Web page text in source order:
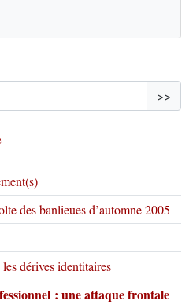
>>
des banlieues d’automne 2005
dérives identitaires
: une attaque frontale